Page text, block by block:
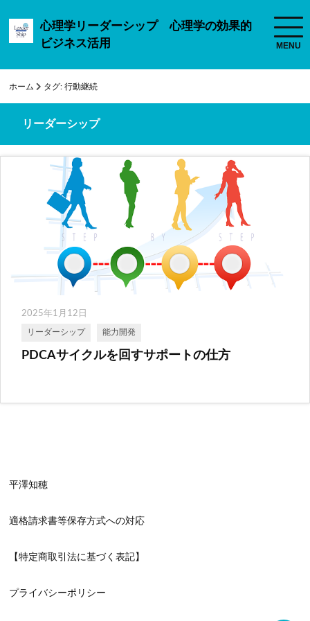
心理学リーダーシップ 心理学の効果的
ビジネス活用
ホーム タグ:行動継続
リーダーシップ
2025年1月12日
リーダーシップ 能力開発
PDCAサイクルを回すサポートの仕方
平澤知穂
適格請求書等保存方式への対応
【特定商取引法に基づく表記】
プライバシーポリシー